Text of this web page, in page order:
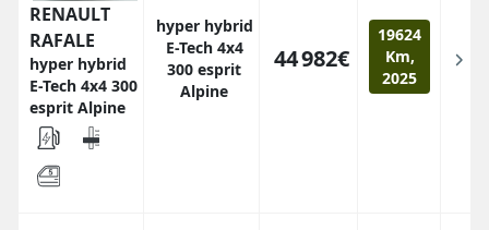
RENAULT
RAFALE
hyper hybrid
E-Tech 4x4 300
esprit Alpine
hyper hybrid
E-Tech 4x4
300 esprit
Alpine
44 982€
19624
Km,
2025